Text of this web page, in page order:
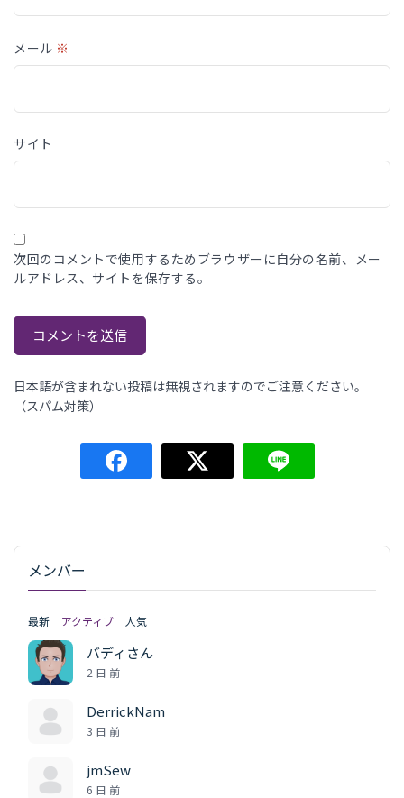
メール ※
サイト
次回のコメントで使用するためブラウザーに自分の名前、メー
ルアドレス、サイトを保存する。
日本語が含まれない投稿は無視されますのでご注意ください。
（スパム対策）
メンバー
最新 アクティブ 人気
バディさん
2 日 前
DerrickNam
3 日 前
jmSew
6 日 前